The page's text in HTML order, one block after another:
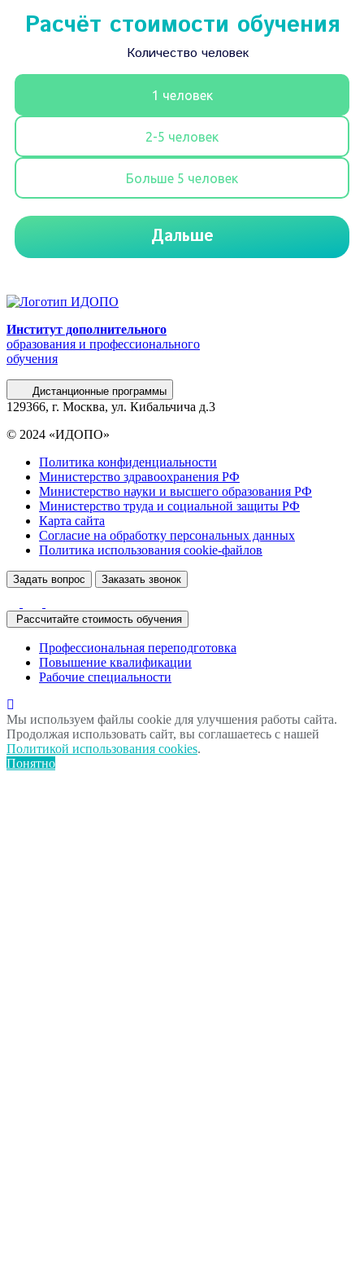
Институт дополнительного
образования и профессионального
обучения
Дистанционные программы
129366, г. Москва, ул. Кибальчича д.3
© 2024 «ИДОПО»
Политика конфиденциальности
Министерство здравоохранения РФ
Министерство науки и высшего образования РФ
Министерство труда и социальной защиты РФ
Карта сайта
Согласие на обработку персональных данных
Политика использования сookie-файлов
Задать вопрос Заказать звонок
Рассчитайте стоимость обучения
Профессиональная переподготовка
Повышение квалификации
Рабочие специальности
Мы используем файлы cookie для улучшения работы сайта.
Продолжая использовать сайт, вы соглашаетесь с нашей
Политикой использования cookies.
Понятно